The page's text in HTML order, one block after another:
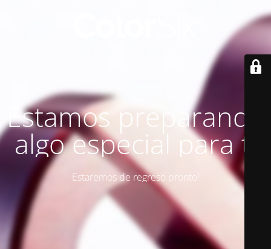
Estamos preparando
algo especial para ti
Estaremos de regreso pronto!